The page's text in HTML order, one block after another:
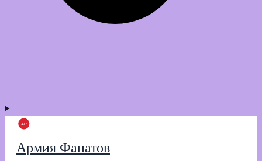
Армия Фанатов